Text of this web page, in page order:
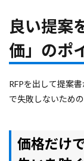
良い提案
価」のポ
RFPを出して提案
で失敗しないため
価格だけ